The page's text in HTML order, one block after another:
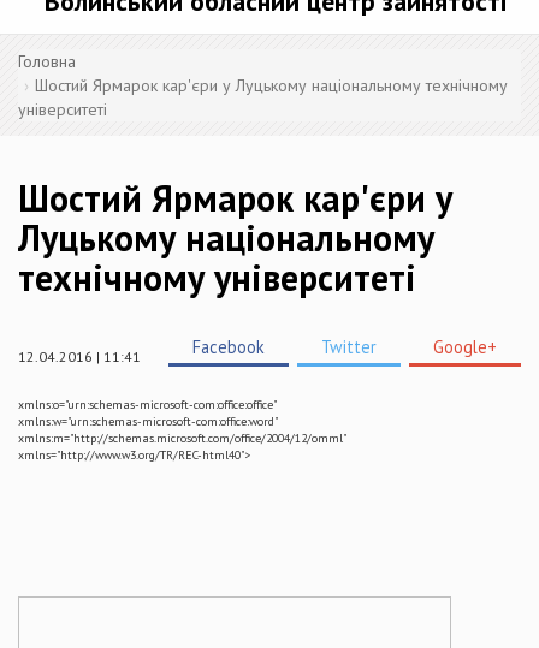
Головна
Шостий Ярмарок кар'єри у Луцькому національному технічному
університеті
Шостий Ярмарок кар'єри у
Луцькому національному
технічному університеті
12.04.2016 | 11:41 Facebook Twitter Google+
xmlns:o="urn:schemas-microsoft-com:office:office"
xmlns:w="urn:schemas-microsoft-com:office:word"
xmlns:m="http://schemas.microsoft.com/office/2004/12/omml"
xmlns="http://www.w3.org/TR/REC-html40">